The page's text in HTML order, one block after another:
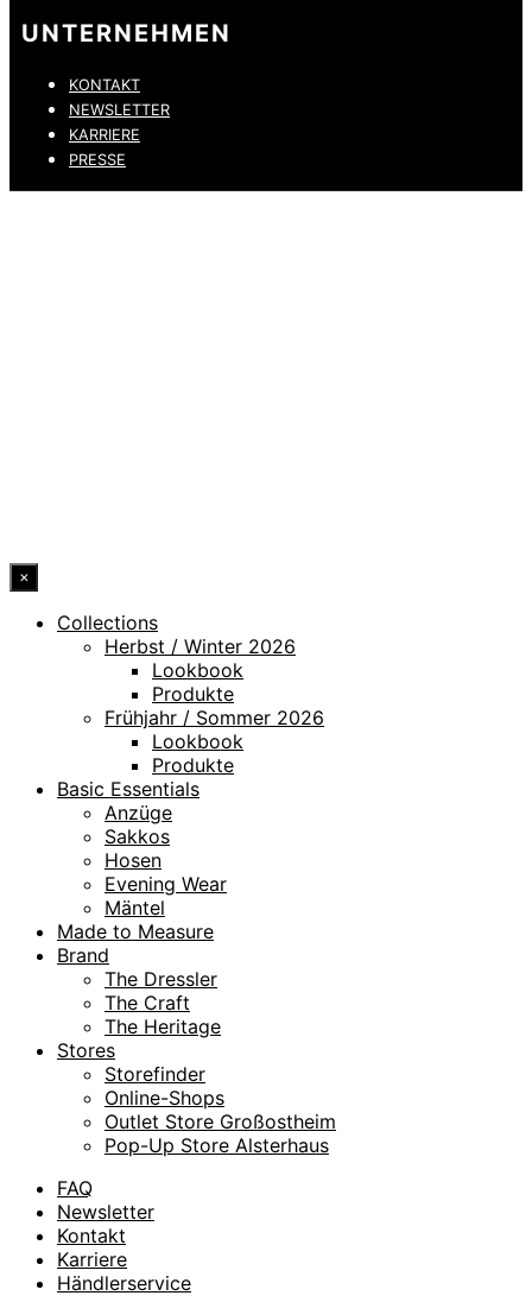
UNTERNEHMEN
KONTAKT
NEWSLETTER
KARRIERE
PRESSE
×
Collections
Herbst / Winter 2026
Lookbook
Produkte
Frühjahr / Sommer 2026
Lookbook
Produkte
Basic Essentials
Anzüge
Sakkos
Hosen
Evening Wear
Mäntel
Made to Measure
Brand
The Dressler
The Craft
The Heritage
Stores
Storefinder
Online-Shops
Outlet Store Großostheim
Pop-Up Store Alsterhaus
FAQ
Newsletter
Kontakt
Karriere
Händlerservice